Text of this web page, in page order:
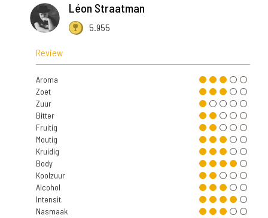
Léon Straatman
5.955
Review
Aroma
Zoet
Zuur
Bitter
Fruitig
Moutig
Kruidig
Body
Koolzuur
Alcohol
Intensit.
Nasmaak